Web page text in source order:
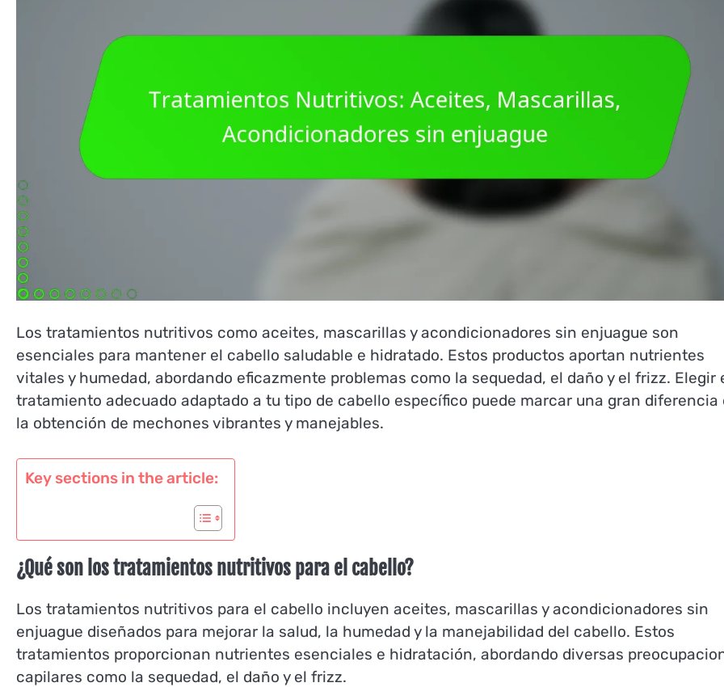
Los tratamientos nutritivos como aceites, mascarillas y acondicionadores sin enjuague son
esenciales para mantener el cabello saludable e hidratado. Estos productos aportan nutrientes
vitales y humedad, abordando eficazmente problemas como la sequedad, el daño y el frizz. Elegir
tratamiento adecuado adaptado a tu tipo de cabello específico puede marcar una gran diferencia
la obtención de mechones vibrantes y manejables.
Key sections in the article:
¿Qué son los tratamientos nutritivos para el cabello?
Los tratamientos nutritivos para el cabello incluyen aceites, mascarillas y acondicionadores sin
enjuague diseñados para mejorar la salud, la humedad y la manejabilidad del cabello. Estos
tratamientos proporcionan nutrientes esenciales e hidratación, abordando diversas
capilares como la sequedad, el daño y el frizz.